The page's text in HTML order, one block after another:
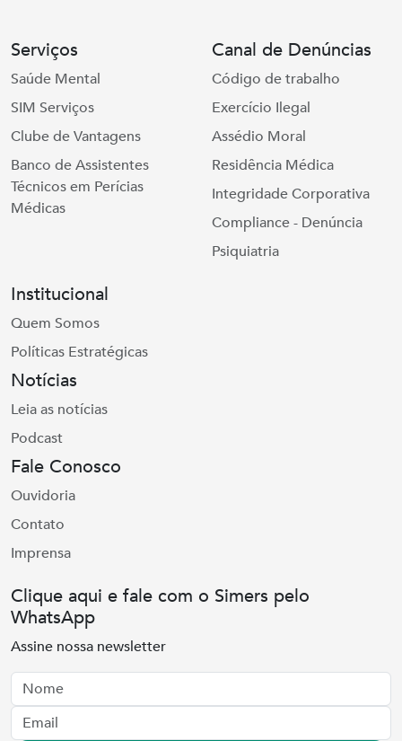
Serviços
Saúde Mental
SIM Serviços
Clube de Vantagens
Banco de Assistentes
Técnicos em Perícias
Médicas
Canal de Denúncias
Código de trabalho
Exercício Ilegal
Assédio Moral
Residência Médica
Integridade Corporativa
Compliance - Denúncia
Psiquiatria
Institucional
Quem Somos
Políticas Estratégicas
Notícias
Leia as notícias
Podcast
Fale Conosco
Ouvidoria
Contato
Imprensa
Clique aqui e fale com o Simers pelo
WhatsApp
Assine nossa newsletter
Nome
Email